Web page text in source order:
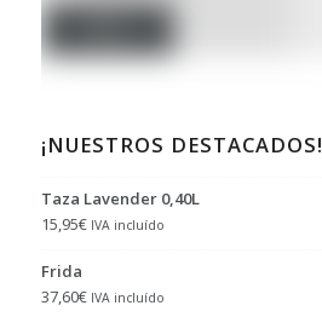
¡NUESTROS DESTACADOS!
Taza Lavender 0,40L
15,95€ IVA incluído
Frida
37,60€ IVA incluído